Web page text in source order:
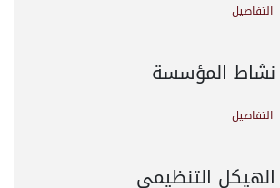
التفاصيل
نشاط المؤسسة
التفاصيل
الهيكل التنظيمي